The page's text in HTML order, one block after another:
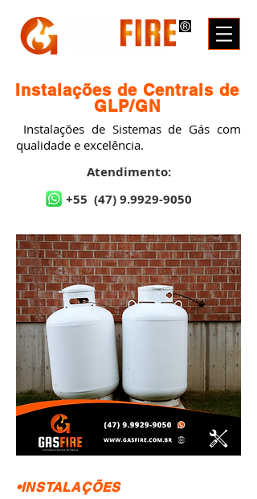
Instalações de Centrais de
GLP/GN
Instalações de Sistemas de Gás com
qualidade e excelência.
Atendimento:
+55 (47) 9.9929-9050
•INSTALAÇÕES